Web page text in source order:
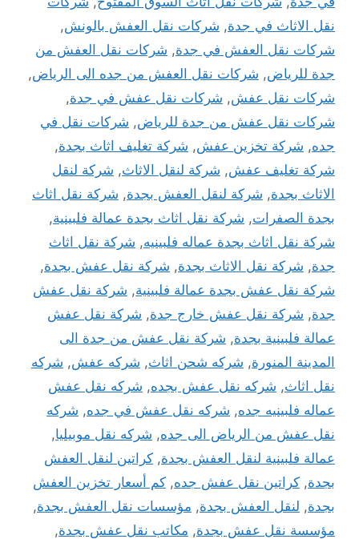
نقل الاثاث في جدة, شركات نقل العفش بالونش,
شركات نقل العفش في جدة, شركات نقل العفش من
جدة للرياض, شركات نقل العفش من جده الى الرياض,
شركات نقل عفش, شركات نقل عفش في جدة,
شركات نقل عفش من جدة للرياض, شركات نقل في
جده, شركة تخزين عفش, شركة تغليف اثاث بجدة,
شركة تغليف عفش, شركة لنقل الاثاث, شركة لنقل
الاثاث بجدة, شركة لنقل العفش بجدة, شركة نقل اثاث
بجدة الصفرات, شركة نقل اثاث بجدة عمالة فلبينية,
شركة نقل اثاث بجدة عماله فلبينيه, شركة نقل اثاث
جدة, شركة نقل الاثاث بجدة, شركة نقل عفش بجدة,
شركة نقل عفش بجدة عمالة فلبينية, شركة نقل عفش
جدة, شركة نقل عفش خارج جدة, شركة نقل عفش
عمالة فلبينية بجدة, شركة نقل عفش من جدة الى
المدينة المنورة, شركه شحن اثاث, شركه عفش, شركه
نقل اثاث, شركه نقل عفش بجده, شركه نقل عفش
عماله فلبينيه جده, شركه نقل عفش في جده, شركه
نقل عفش من الرياض الى جده, شركه نقل موبيليا,
عمالة فلبينية لنقل العفش بجدة, كراتين لنقل العفش
بجدة, كراتين نقل عفش جده, كم أسعار تخزين العفش
بجدة, لنقل العفش بجدة, مؤسسات نقل العفش بجدة,
مؤسسة نقل عفش بجدة, مكاتب نقل عفش بجدة,